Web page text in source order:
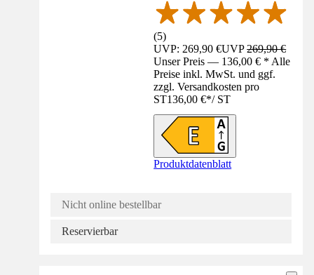
(5)
UVP: 269,90 €UVP269,90 €
Unser Preis — 136,00 € * Alle
Preise inkl. MwSt. und ggf.
zzgl. Versandkosten pro
ST136,00 €*/ ST
Produktdatenblatt
Nicht online bestellbar
Reservierbar